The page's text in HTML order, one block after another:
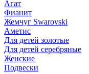
Агат
Фианит
Жемчуг Swarovski
Аметис
Для детей золотые
Для детей серебряные
Женские
Подвески